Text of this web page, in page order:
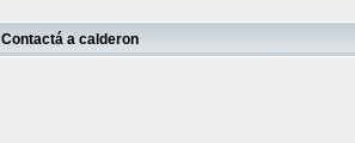
Contactá a calderon